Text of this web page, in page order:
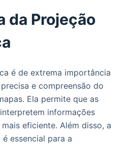
da Projeção
é de extrema importância
e compreensão do
Ela permite que as
informações
eficiente. Além disso, a
essencial para a